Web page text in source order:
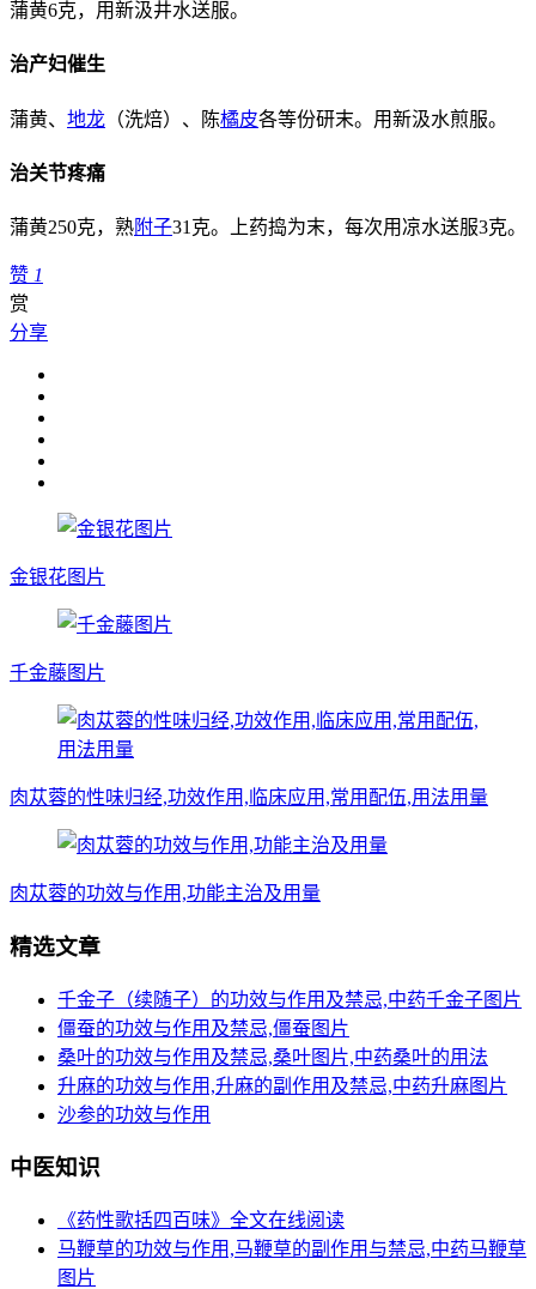
蒲黄6克，用新汲井水送服。
治产妇催生
蒲黄、 地龙 （洗焙）、陈橘皮各等份研末。用新汲水煎服。
治关节疼痛
蒲黄250克，熟附子31克。上药捣为末，每次用凉水送服3克。
赞 1
赏
分享
金银花图片
千金藤图片
肉苁蓉的性味归经,功效作用,临床应用,常用配伍,用法用量
肉苁蓉的功效与作用,功能主治及用量
精选文章
千金子（续随子）的功效与作用及禁忌,中药千金子图片
僵蚕的功效与作用及禁忌,僵蚕图片
桑叶的功效与作用及禁忌,桑叶图片,中药桑叶的用法
升麻的功效与作用,升麻的副作用及禁忌,中药升麻图片
沙参的功效与作用
中医知识
《药性歌括四百味》全文在线阅读
马鞭草的功效与作用,马鞭草的副作用与禁忌,中药马鞭草
图片